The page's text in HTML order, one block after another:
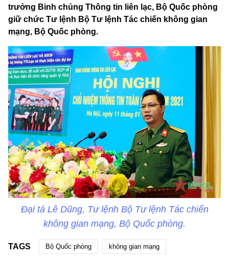
trưởng Binh chủng Thông tin liên lạc, Bộ Quốc phòng
giữ chức Tư lệnh Bộ Tư lệnh Tác chiến không gian
mạng, Bộ Quốc phòng.
Đại tá Lê Dũng, Tư lệnh Bộ Tư lệnh Tác chiến
không gian mạng, Bộ Quốc phòng.
TAGS Bộ Quốc phòng không gian mạng